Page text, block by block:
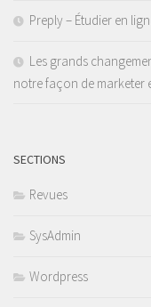
Preply – Étudier en
Les grands
notre façon de marketer
SECTIONS
Revues
SysAdmin
Wordpress